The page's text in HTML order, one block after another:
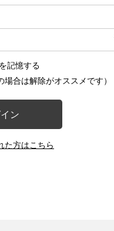
記憶する
場合は解除がオススメです）
ン
た方はこちら